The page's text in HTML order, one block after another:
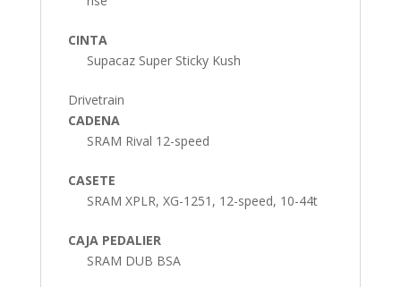
CINTA
Supacaz Super Sticky Kush
Drivetrain
CADENA
SRAM Rival 12-speed
CASETE
SRAM XPLR, XG-1251, 12-speed, 10-44t
CAJA PEDALIER
SRAM DUB BSA